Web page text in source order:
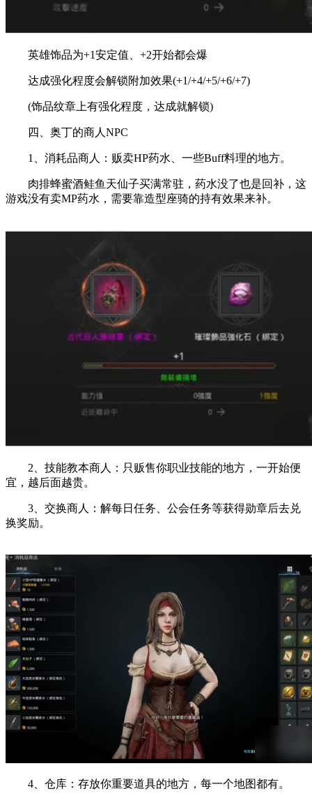
英雄饰品为+1安定值、+2开始都会爆
达成强化程度会解锁附加效果(+1/+4/+5/+6/+7)
(饰品纹章上有强化程度，达成就解锁)
四、奥丁的商人NPC
1、消耗品商人：贩卖HP药水、一些Buff料理的地方。
肉排蜂蜜酒鲑鱼天仙子买满常驻，药水没了也是回补，这
游戏没有卖MP药水，需要靠造型座骑的持有效果来补。
2、技能教本商人：只贩售你职业技能的地方，一开始便
宜，越后面越贵。
3、交换商人：解每日任务、公会任务等获得勋章后去兑
换奖励。
4、仓库：存放你重要道具的地方，每一个地图都有。